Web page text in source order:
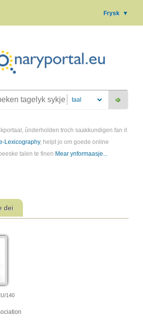
Frysk ▼
ûnderholden troch saakkundigen fan it
Lexicography, helpt jo om goede online
talen te finen Mear ynformaasje...
dei
140